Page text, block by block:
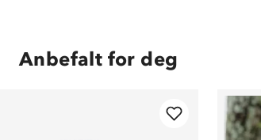
Anbefalt for deg